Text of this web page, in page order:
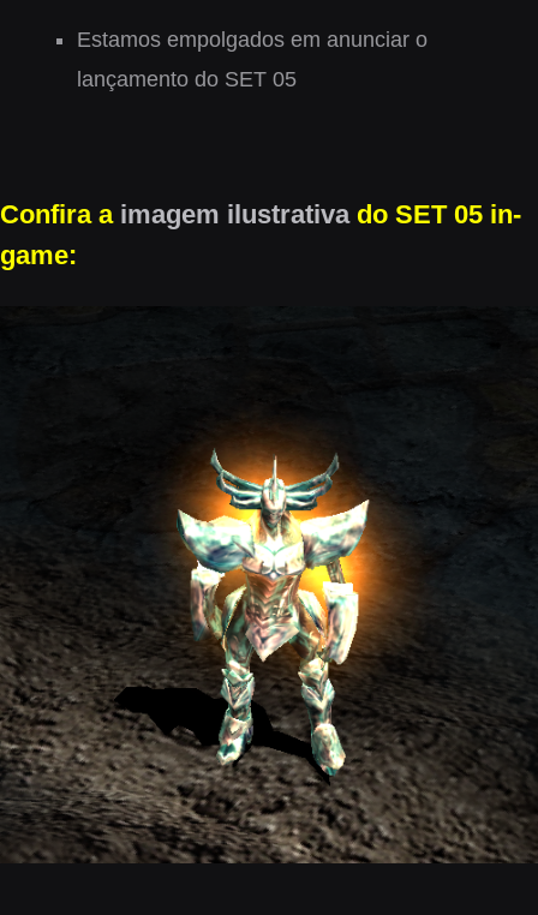
Estamos empolgados em anunciar o
lançamento do SET 05
Confira a imagem ilustrativado SET 05 in-
game: